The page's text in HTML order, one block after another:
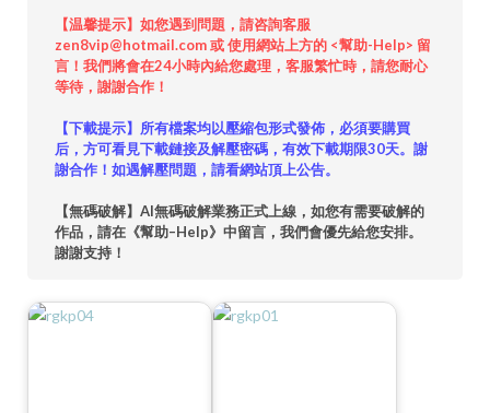
【温馨提示】如您遇到問題，請咨詢客服
zen8vip@hotmail.com 或 使用網站上方的 <幫助-Help> 留
言！我們將會在24小時內給您處理，客服繁忙時，請您耐心
等待，謝謝合作！
【下載提示】所有檔案均以壓縮包形式發佈，必須要購買
后，方可看見下載鏈接及解壓密碼，有效下載期限30天。謝
謝合作！如遇解壓問題，請看網站頂上公告。
【無碼破解】AI無碼破解業務正式上線，如您有需要破解的
作品，請在《幫助–Help》中留言，我們會優先給您安排。
謝謝支持！